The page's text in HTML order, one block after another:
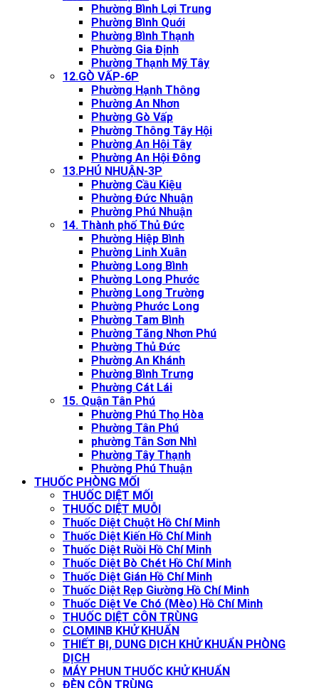
Phường Bình Lợi Trung
Phường Bình Quới
Phường Bình Thạnh
Phường Gia Định
Phường Thạnh Mỹ Tây
12.GÒ VẤP-6P
Phường Hạnh Thông
Phường An Nhơn
Phường Gò Vấp
Phường Thông Tây Hội
Phường An Hội Tây
Phường An Hội Đông
13.PHÚ NHUẬN-3P
Phường Cầu Kiệu
Phường Đức Nhuận
Phường Phú Nhuận
14. Thành phố Thủ Đức
Phường Hiệp Bình
Phường Linh Xuân
Phường Long Bình
Phường Long Phước
Phường Long Trường
Phường Phước Long
Phường Tam Bình
Phường Tăng Nhơn Phú
Phường Thủ Đức
Phường An Khánh
Phường Bình Trưng
Phường Cát Lái
15. Quận Tân Phú
Phường Phú Thọ Hòa
Phường Tân Phú
phường Tân Sơn Nhì
Phường Tây Thạnh
Phường Phú Thuận
THUỐC PHÒNG MỐI
THUỐC DIỆT MỐI
THUỐC DIỆT MUỖI
Thuốc Diệt Chuột Hồ Chí Minh
Thuốc Diệt Kiến Hồ Chí Minh
Thuốc Diệt Ruồi Hồ Chí Minh
Thuốc Diệt Bò Chét Hồ Chí Minh
Thuốc Diệt Gián Hồ Chí Minh
Thuốc Diệt Rẹp Giường Hồ Chí Minh
Thuốc Diệt Ve Chó (Mèo) Hồ Chí Minh
THUỐC DIỆT CÔN TRÙNG
CLOMINB KHỬ KHUẨN
THIẾT BỊ, DUNG DỊCH KHỬ KHUẨN PHÒNG
DỊCH
MÁY PHUN THUỐC KHỬ KHUẨN
ĐÈN CÔN TRÙNG